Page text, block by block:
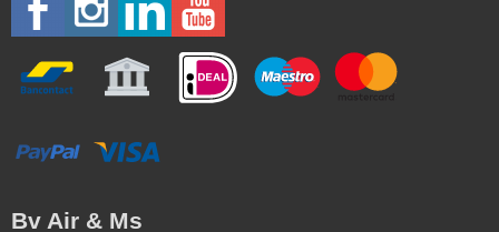
Bv Air & Ms